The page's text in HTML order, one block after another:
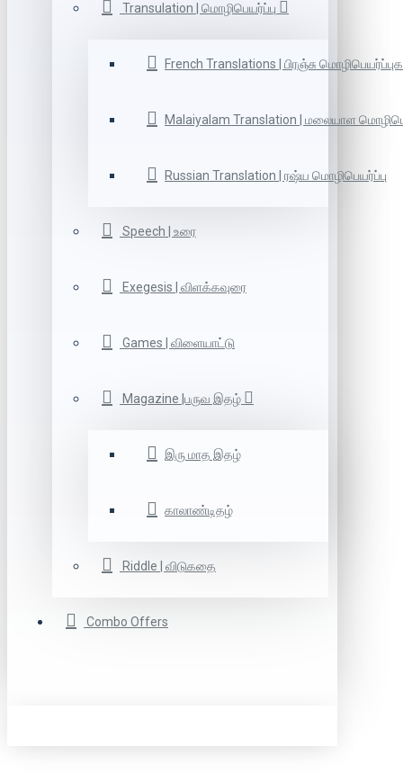
Transulation | மொழிபெயர்ப்பு
French Translations | பிரஞ்சு
Malaiyalam Translation | மலையாள
Russian Translation | ரஷ்ய மொழிபெயர்ப்பு
Speech | உரை
Exegesis | விளக்கவுரை
Games | விளையாட்டு
Magazine |பருவ இதழ்
இரு மாத இதழ்
காலாண்டிதழ்
Riddle | விடுகதை
Combo Offers